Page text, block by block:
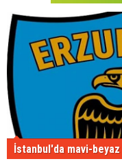
İstanbul'da mavi-beyaz